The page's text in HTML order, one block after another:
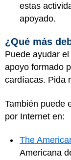
estas
apoyado.
¿Qué más
Puede ayudar
apoyo formado
cardíacas. Pida
También puede
por Internet en:
The
Americana